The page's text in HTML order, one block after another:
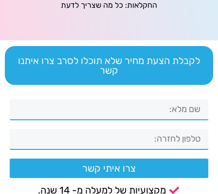
החקלאות: כל מה שצריך לדעת
לקבלת הצעת מחיר שלא תוכלו לסרב צרו איתנו
קשר
צרו איתי קשר
מקצועיות של למעלה מ- 14 שנה.